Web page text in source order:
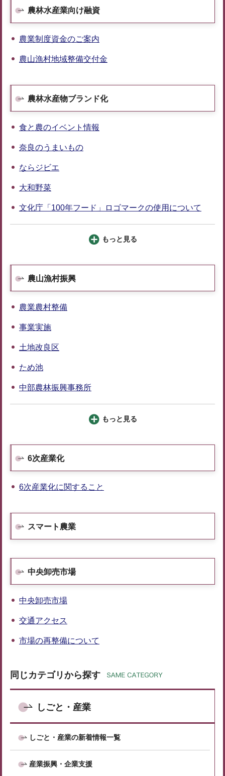
農林水産業向け融資
農業制度資金のご案内
農山漁村地域整備交付金
農林水産物ブランド化
食と農のイベント情報
奈良のうまいもの
ならジビエ
大和野菜
文化庁「100年フード」ロゴマークの使用について
もっと見る
農山漁村振興
農業農村整備
事業実施
土地改良区
ため池
中部農林振興事務所
もっと見る
6次産業化
6次産業化に関すること
スマート農業
中央卸売市場
中央卸売市場
交通アクセス
市場の再整備について
同じカテゴリから探す
しごと・産業
しごと・産業の新着情報一覧
産業振興・企業支援